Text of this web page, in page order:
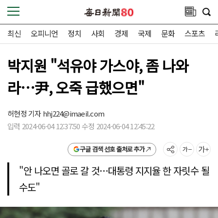
최신 오피니언 정치 사회 경제 국제 문화 스포츠
박지원 "석유야 가스야, 좀 나와
라…尹, 오죽 급했으면"
허현정 기자hhj224@imaeil.com
입력 2024-06-04 12:37:50 수정 2024-06-04 12:45:22
구글 검색 선호 출처로 추가
"안 나오면 골로 갈 것…대통령 지지율 한 자릿수 될
수도"